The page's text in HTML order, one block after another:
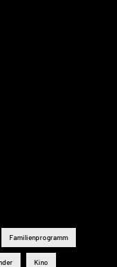
Familienprogramm
Kino